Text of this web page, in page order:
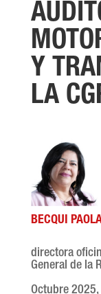
Y
LA
BECQUI
directora
General de la
Octubre